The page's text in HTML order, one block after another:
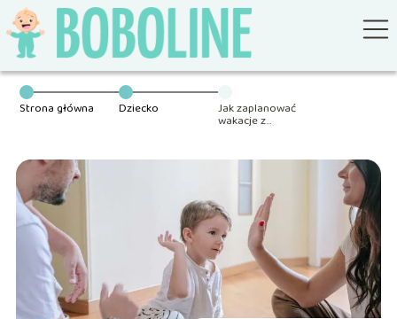
Strona główna Dziecko Jak zaplanować
wakacje z
poradnik